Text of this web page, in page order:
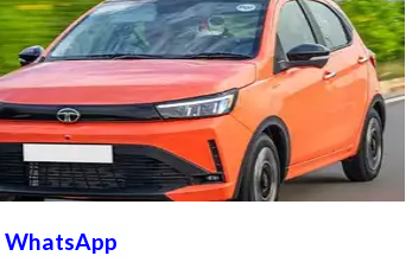
WhatsApp